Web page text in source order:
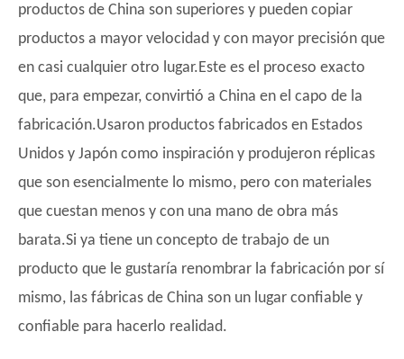
productos de China son superiores y pueden copiar
productos a mayor velocidad y con mayor precisión que
en casi cualquier otro lugar.Este es el proceso exacto
que, para empezar, convirtió a China en el capo de la
fabricación.Usaron productos fabricados en Estados
Unidos y Japón como inspiración y produjeron réplicas
que son esencialmente lo mismo, pero con materiales
que cuestan menos y con una mano de obra más
barata.Si ya tiene un concepto de trabajo de un
producto que le gustaría renombrar la fabricación por sí
mismo, las fábricas de China son un lugar confiable y
confiable para hacerlo realidad.